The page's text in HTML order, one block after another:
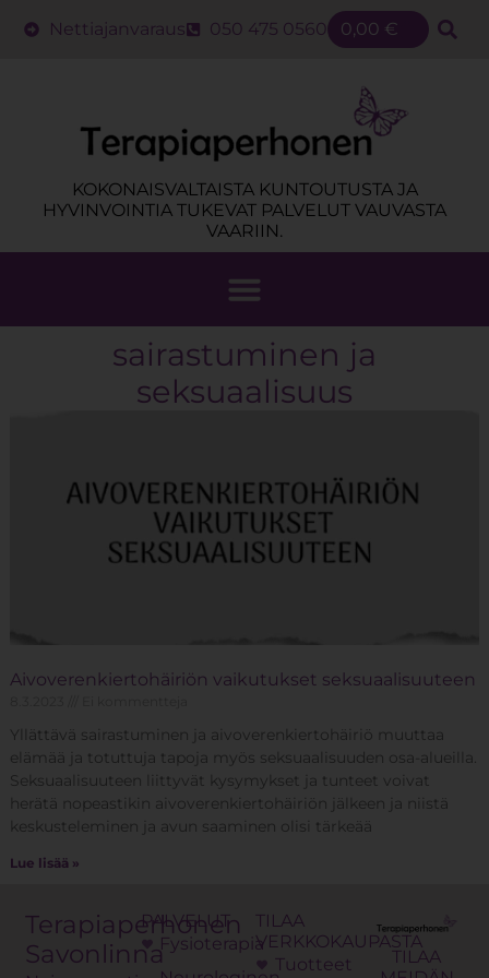
Nettiajanvaraus 050 475 0560 0,00 €
KOKONAISVALTAISTA KUNTOUTUSTA JA
HYVINVOINTIA TUKEVAT PALVELUT VAUVASTA
VAARIIN.
sairastuminen ja
seksuaalisuus
Aivoverenkiertohäiriön vaikutukset seksuaalisuuteen
Yllättävä sairastuminen ja aivoverenkiertohäiriö muuttaa
elämää ja totuttuja tapoja myös seksuaalisuuden osa-alueilla.
Seksuaalisuuteen liittyvät kysymykset ja tunteet voivat
herätä nopeastikin aivoverenkiertohäiriön jälkeen ja niistä
keskusteleminen ja avun saaminen olisi tärkeää
Lue lisää »
Terapiaperhonen
Savonlinna
PALVELUT
Fysioterapia
TILAA
VERKKOKAUPASTA
Tuotteet
TILAA